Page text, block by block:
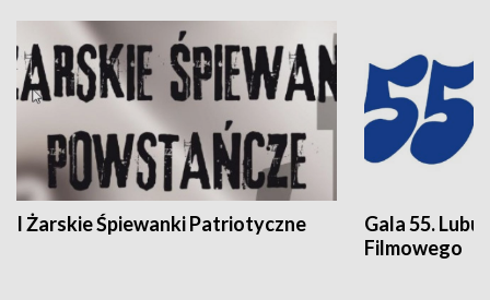
I Żarskie Śpiewanki Patriotyczne
Gala 55.
Filmowego